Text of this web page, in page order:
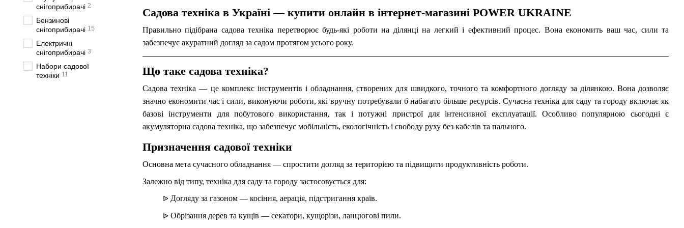
Садова техніка в Україні — купити онлайн в інтернет-магазині POWER UKRAINE
Правильно підібрана садова техніка перетворює будь-які роботи на ділянці на легкий і ефективний процес. Вона економить ваш час, сили та
забезпечує акуратний догляд за садом протягом усього року.
Що таке садова техніка?
Садова техніка — це комплекс інструментів і обладнання, створених для швидкого, точного та комфортного догляду за ділянкою. Вона дозволяє
значно економити час і сили, виконуючи роботи, які вручну потребували б набагато більше ресурсів. Сучасна техніка для саду та городу включає як
базові інструменти для побутового використання, так і потужні пристрої для інтенсивної експлуатації. Особливо популярною сьогодні є
акумуляторна садова техніка, що забезпечує мобільність, екологічність і свободу руху без кабелів та пального.
Призначення садової техніки
Основна мета сучасного обладнання — спростити догляд за територією та підвищити продуктивність роботи.
Залежно від типу, техніка для саду та городу застосовується для:
ᐉ Догляду за газоном — косіння, аерація, підстригання країв.
ᐉ Обрізання дерев та кущів — секатори, кущорізи, ланцюгові пили.
снігоприбирачі 2
Бензинові
снігоприбирачі 15
Електричні
снігоприбирачі 3
Набори садової
техніки 11